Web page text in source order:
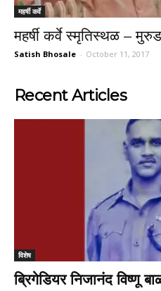
महर्षी कर्वे
महर्षी कर्वे स्मृतिस्थळ – मुरुड
Satish Bhosale - October 11, 2017
Recent Articles
विशेष
ब्रिगेडियर निजानंद विष्णू